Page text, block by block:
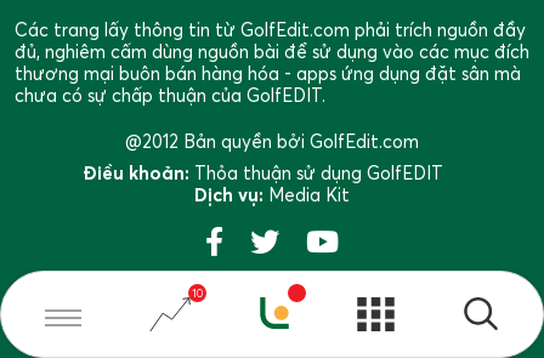
Các trang lấy thông tin từ GolfEdit.com phải trích nguồn đầy
đủ, nghiêm cấm dùng nguồn bài để sử dụng vào các mục đích
thương mại buôn bán hàng hóa - apps ứng dụng đặt sân mà
chưa có sự chấp thuận của GolfEDIT.
@2012 Bản quyền bởi GolfEdit.com
Điều khoản: Thỏa thuận sử dụng GolfEDIT
Dịch vụ: Media Kit
Phát triển bởi
10